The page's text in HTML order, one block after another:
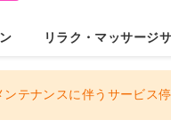
リラク・マッサージ
ンテナンスに伴うサービス